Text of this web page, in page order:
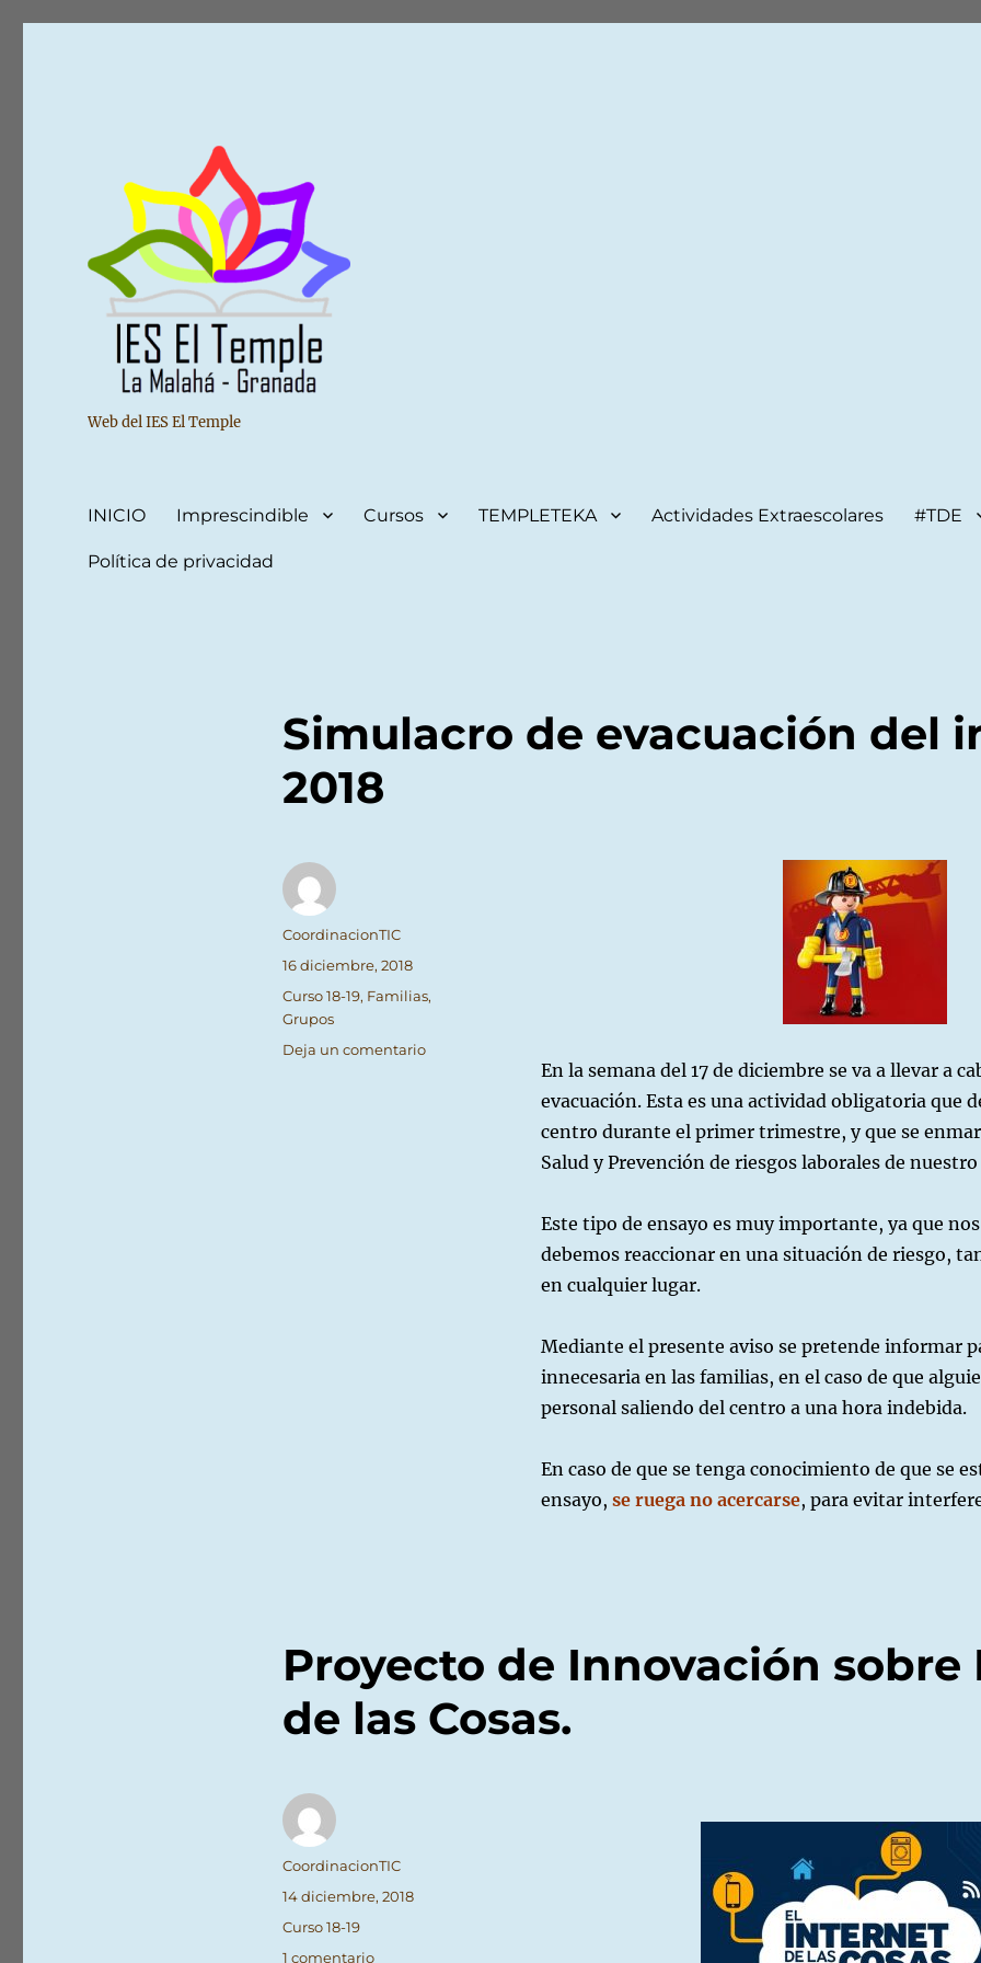
Web del IES El Temple
INICIO Imprescindible Cursos TEMPLETEKA Actividades Extraescolares #TDE
Política de privacidad
Simulacro de evacuación del
2018
En la semana del 17 de diciembre se va a llevar a
evacuación. Esta es una actividad obligatoria que
centro durante el primer trimestre, y que se
Salud y Prevención de riesgos laborales de
Este tipo de ensayo es muy importante, ya que
debemos reaccionar en una situación de riesgo,
en cualquier lugar.
Mediante el presente aviso se pretende informar
innecesaria en las familias, en el caso de que
personal saliendo del centro a una hora indebida.
En caso de que se tenga conocimiento de que se
ensayo,se ruega no acercarse, para evitar
Autor
CoordinacionTIC
Publicado
el
16 diciembre, 2018
Categorías
Curso 18-19, Familias,
Grupos
Deja un comentarioen
Proyecto de Innovación
de las Cosas.
Autor
CoordinacionTIC
Publicado
el
14 diciembre, 2018
Categorías
Curso 18-19
1 comentarioen